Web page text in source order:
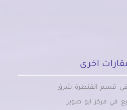
اخرى
في قسم القنطرة شرق
في مركز ابو صوير